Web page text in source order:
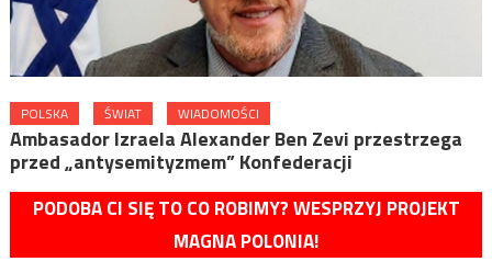
POLSKA ŚWIAT WIADOMOŚCI
Ambasador Izraela Alexander Ben Zevi przestrzega
przed „antysemityzmem” Konfederacji
PODOBA CI SIĘ TO CO ROBIMY? WESPRZYJ PROJEKT
MAGNA POLONIA!